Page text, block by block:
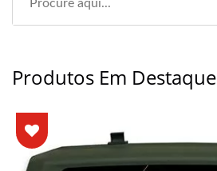
Produtos Em Destaque